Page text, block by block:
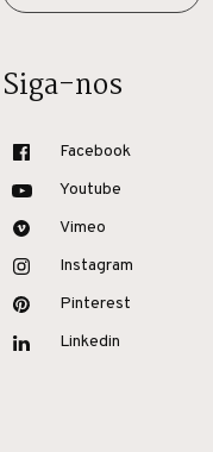
Siga-nos
Facebook
Youtube
Vimeo
Instagram
Pinterest
Linkedin